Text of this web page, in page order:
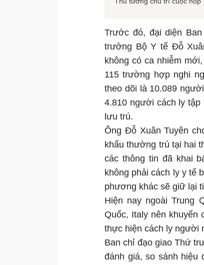
Trước đó, đại diện
trưởng Bộ Y tế Đỗ
không có ca nhiễm
115 trường hợp nghi
theo dõi là 10.089
4.810 người cách ly
lưu trú.
Ông Đỗ Xuân Tuyên
khẩu thường trú tại hai
các thông tin đã khai
không phải cách ly y tế
phương khác sẽ giữ lại
Hiện nay ngoài Trung
Quốc, Italy nên khuyến
thực hiện cách ly người
Ban chỉ đạo giao Thứ
đánh giá, so sánh hiệu